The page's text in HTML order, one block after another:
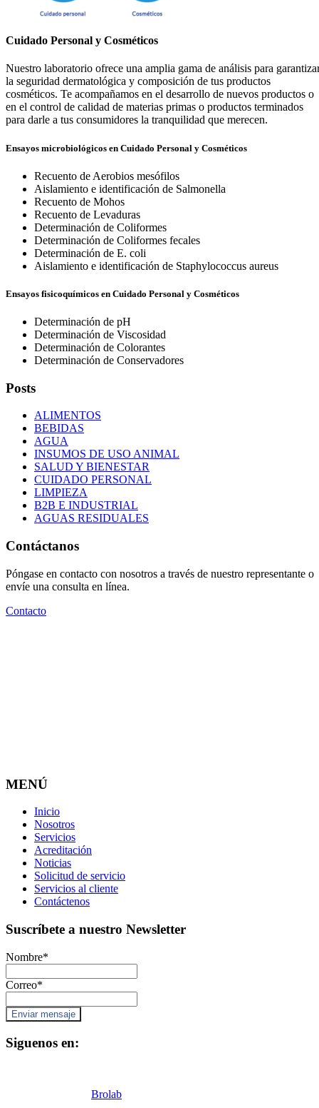
Cuidado Personal y Cosméticos
Nuestro laboratorio ofrece una amplia gama de análisis para
la seguridad dermatológica y composición de tus productos
cosméticos. Te acompañamos en el desarrollo de nuevos productos o
en el control de calidad de materias primas o productos terminados
para darle a tus consumidores la tranquilidad que merecen.
Ensayos microbiológicos en Cuidado Personal y Cosméticos
Recuento de Aerobios mesófilos
Aislamiento e identificación de Salmonella
Recuento de Mohos
Recuento de Levaduras
Determinación de Coliformes
Determinación de Coliformes fecales
Determinación de E. coli
Aislamiento e identificación de Staphylococcus aureus
Ensayos fisicoquímicos en Cuidado Personal y Cosméticos
Determinación de pH
Determinación de Viscosidad
Determinación de Colorantes
Determinación de Conservadores
Posts
ALIMENTOS
BEBIDAS
AGUA
INSUMOS DE USO ANIMAL
SALUD Y BIENESTAR
CUIDADO PERSONAL
LIMPIEZA
B2B E INDUSTRIAL
AGUAS RESIDUALES
Contáctanos
Póngase en contacto con nosotros a través de nuestro representante o
envíe una consulta en línea.
Contacto
MENÚ
Inicio
Nosotros
Servicios
Acreditación
Noticias
Solicitud de servicio
Servicios al cliente
Contáctenos
Suscríbete a nuestro Newsletter
Nombre*
Correo*
Siguenos en:
Brolab